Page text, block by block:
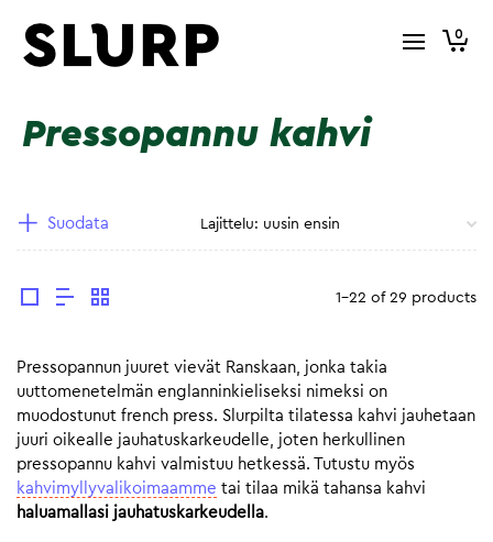
0
Pressopannu kahvi
Suodata
1-22 of 29 products
Pressopannun juuret vievät Ranskaan, jonka takia
uuttomenetelmän englanninkieliseksi nimeksi on
muodostunut french press. Slurpilta tilatessa kahvi jauhetaan
juuri oikealle jauhatuskarkeudelle, joten herkullinen
pressopannu kahvi valmistuu hetkessä. Tutustu myös
kahvimyllyvalikoimaamme tai tilaa mikä tahansa kahvi
haluamallasi jauhatuskarkeudella.